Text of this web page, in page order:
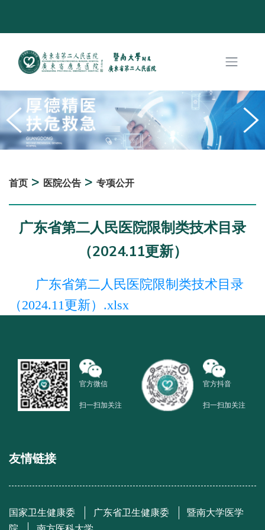
首页 > 医院公告 > 专项公开
广东省第二人民医院限制类技术目录
（2024.11更新）
广东省第二人民医院限制类技术目录
（2024.11更新）.xlsx
官方微信
扫一扫加关注
官方抖音
扫一扫加关注
友情链接
国家卫生健康委 广东省卫生健康委
暨南大学医学